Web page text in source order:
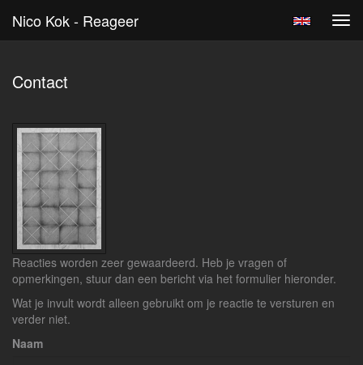
Nico Kok - Reageer
Contact
Reacties worden zeer gewaardeerd. Heb je vragen of
opmerkingen, stuur dan een bericht via het formulier hieronder.
Wat je invult wordt alleen gebruikt om je reactie te versturen en
verder niet.
Naam